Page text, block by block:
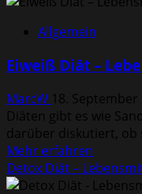
–
Fasten
Fasten
im
Überblick
Allgemein
Eiweiß Diät –
MarcW 18. September
Diäten gibt es wie
darüber diskutiert, ob
Mehr erfahren
über
Detox Diät –